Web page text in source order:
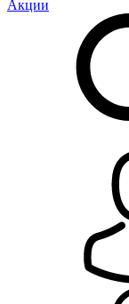
Акции